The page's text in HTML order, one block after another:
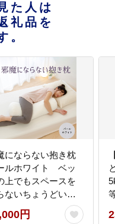
た人は
礼品を
。
にならない抱き枕
ルホワイト ベッ
上でもスペースを
ないちょうどいい
ズの抱き枕 ｜ 抱き
さい おすすめ おし
円